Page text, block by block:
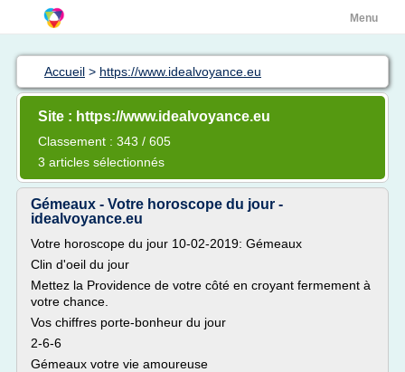
Menu
Accueil > https://www.idealvoyance.eu
Site : https://www.idealvoyance.eu
Classement : 343 / 605
3 articles sélectionnés
Gémeaux - Votre horoscope du jour -
idealvoyance.eu
Votre horoscope du jour 10-02-2019: Gémeaux
Clin d'oeil du jour
Mettez la Providence de votre côté en croyant fermement à
votre chance.
Vos chiffres porte-bonheur du jour
2-6-6
Gémeaux votre vie amoureuse